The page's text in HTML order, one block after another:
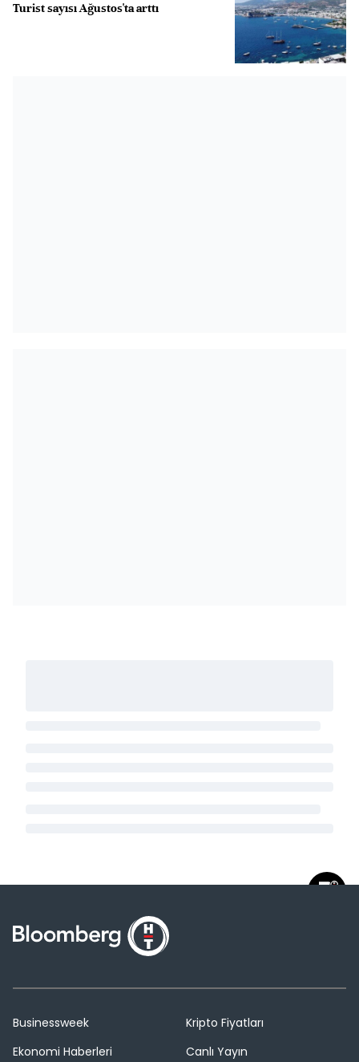
Turist sayısı Ağustos'ta arttı
Businessweek
Ekonomi Haberleri
Kripto Fiyatları
Canlı Yayın